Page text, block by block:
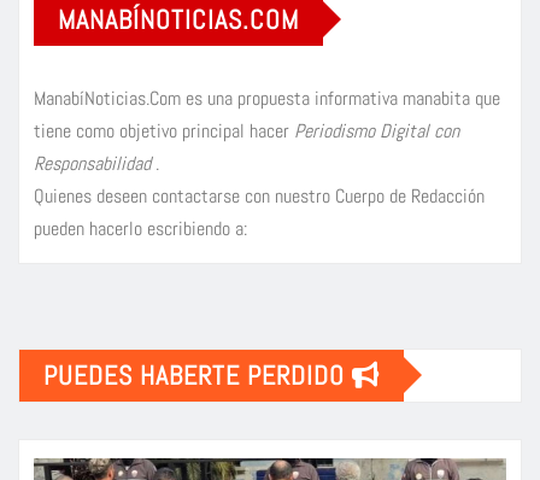
MANABÍNOTICIAS.COM
ManabíNoticias.Com es una propuesta informativa manabita que
tiene como objetivo principal hacer Periodismo Digital con
Responsabilidad.
Quienes deseen contactarse con nuestro Cuerpo de Redacción
pueden hacerlo escribiendo a:
PUEDES HABERTE PERDIDO